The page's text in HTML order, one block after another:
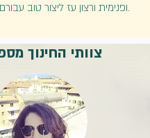
צוותי החינוך
ופנימית ורצון עז ליצור טוב עבורם ועבור העולם.